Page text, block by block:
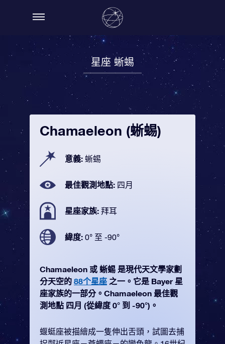
星座 蜥蜴
Chamaeleon (蜥蜴)
意義: 蜥蜴
最佳觀測地點: 四月
星座家族: 拜耳
緯度: 0° 至 -90°
Chamaeleon 或 蜥蜴 是現代天文學家劃
分天空的 88个星座 之一。它是 Bayer 星
座家族的一部分。Chamaeleon 最佳觀
測地點 四月 (從緯度 0° 到 -90°)。
蝘蜓座被描繪成一隻伸出舌頭，試圖去捕